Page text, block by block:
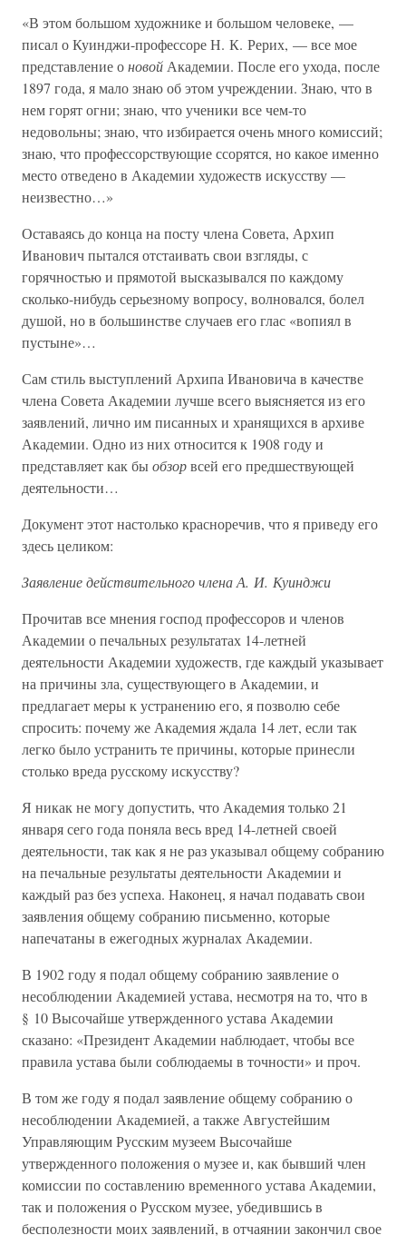
«В этом большом художнике и большом человеке, —
писал о Куинджи-профессоре Н. К. Рерих, — все мое
представление оновой Академии. После его ухода, после
1897 года, я мало знаю об этом учреждении. Знаю, что в
нем горят огни; знаю, что ученики все чем-то
недовольны; знаю, что избирается очень много комиссий;
знаю, что профессорствующие ссорятся, но какое именно
место отведено в Академии художеств искусству —
неизвестно…»
Оставаясь до конца на посту члена Совета, Архип
Иванович пытался отстаивать свои взгляды, с
горячностью и прямотой высказывался по каждому
сколько-нибудь серьезному вопросу, волновался, болел
душой, но в большинстве случаев его глас «вопиял в
пустыне»…
Сам стиль выступлений Архипа Ивановича в качестве
члена Совета Академии лучше всего выясняется из его
заявлений, лично им писанных и хранящихся в архиве
Академии. Одно из них относится к 1908 году и
представляет как быобзорвсей его предшествующей
деятельности…
Документ этот настолько красноречив, что я приведу его
здесь целиком:
Заявление действительного члена А. И. Куинджи
Прочитав все мнения господ профессоров и членов
Академии о печальных результатах 14-летней
деятельности Академии художеств, где каждый указывает
на причины зла, существующего в Академии, и
предлагает меры к устранению его, я позволю себе
спросить: почему же Академия ждала 14 лет, если так
легко было устранить те причины, которые принесли
столько вреда русскому искусству?
Я никак не могу допустить, что Академия только 21
января сего года поняла весь вред 14-летней своей
деятельности, так как я не раз указывал общему собранию
на печальные результаты деятельности Академии и
каждый раз без успеха. Наконец, я начал подавать свои
заявления общему собранию письменно, которые
напечатаны в ежегодных журналах Академии.
В 1902 году я подал общему собранию заявление о
несоблюдении Академией устава, несмотря на то, что в
§ 10 Высочайше утвержденного устава Академии
сказано: «Президент Академии наблюдает, чтобы все
правила устава были соблюдаемы в точности» и проч.
В том же году я подал заявление общему собранию о
несоблюдении Академией, а также Августейшим
Управляющим Русским музеем Высочайше
утвержденного положения о музее и, как бывший член
комиссии по составлению временного устава Академии,
так и положения о Русском музее, убедившись в
бесполезности моих заявлений, в отчаянии закончил свое